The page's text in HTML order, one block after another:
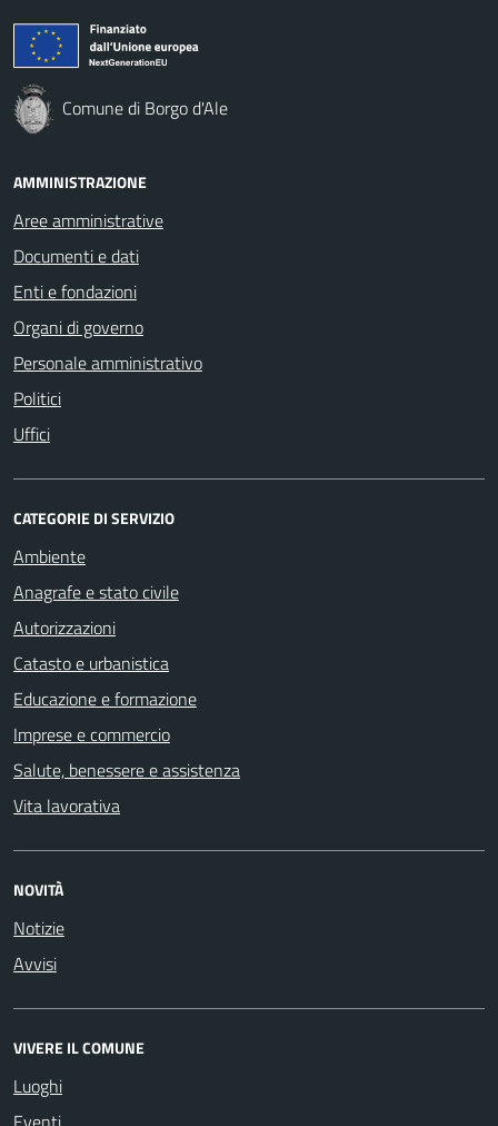
Comune di Borgo d'Ale
AMMINISTRAZIONE
Aree amministrative
Documenti e dati
Enti e fondazioni
Organi di governo
Personale amministrativo
Politici
Uffici
CATEGORIE DI SERVIZIO
Ambiente
Anagrafe e stato civile
Autorizzazioni
Catasto e urbanistica
Educazione e formazione
Imprese e commercio
Salute, benessere e assistenza
Vita lavorativa
NOVITÀ
Notizie
Avvisi
VIVERE IL COMUNE
Luoghi